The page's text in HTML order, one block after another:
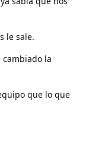
le sale.
cambiado la
que lo que